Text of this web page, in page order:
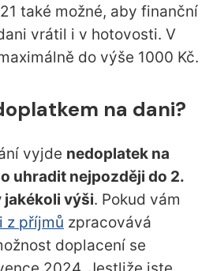
také možné, aby finanční
vrátil i v hotovosti. V
do výše 1000 Kč.
na dani?
vyjde nedoplatek na
uhradit nejpozději do 2.
jakékoli výši. Pokud vám
z příjmů zpracovává
doplacení se